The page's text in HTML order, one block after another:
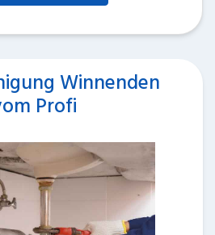
Winnenden
Profi